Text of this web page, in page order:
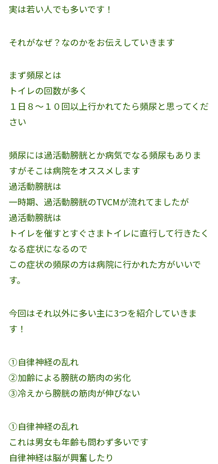
実は若い人でも多いです！
それがなぜ？なのかをお伝えしていきます
まず頻尿とは
トイレの回数が多く
１日８〜１０回以上行かれてたら頻尿と思ってくだ
さい
頻尿には過活動膀胱とか病気でなる頻尿もありま
すがそこは病院をオススメします
過活動膀胱は
一時期、過活動膀胱のTVCMが流れてましたが
過活動膀胱は
トイレを催すとすぐさまトイレに直行して行きたく
なる症状になるので
この症状の頻尿の方は病院に行かれた方がいいで
す。
今回はそれ以外に多い主に3つを紹介していきま
す！
①自律神経の乱れ
②加齢による膀胱の筋肉の劣化
③冷えから膀胱の筋肉が伸びない
①自律神経の乱れ
これは男女も年齢も問わず多いです
自律神経は脳が興奮したり